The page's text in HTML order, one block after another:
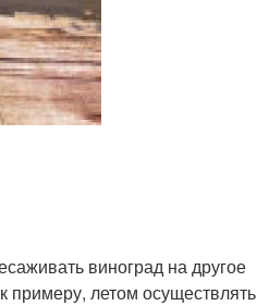
виноград на другое
примеру, летом осуществлять